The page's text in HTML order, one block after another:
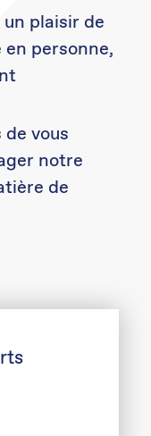
plaisir de
personne,
vous
notre
de